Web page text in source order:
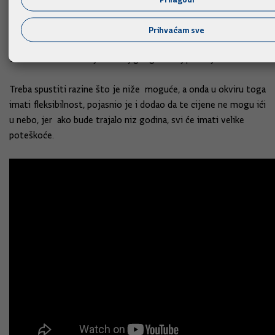
No, upozorio je, to pitanje Europska unija mora riješiti
zajednički, jer inače će biti prevelike razlike u tome koliko je
tko spreman i koliko tko može intervenirati, a nije nebitno ni
to što nisu sve zemlje u istoj geografskoj poziciji.
Treba spustiti razine što je niže moguće, a onda u okviru toga
imati fleksibilnost, pojasnio je i dodao da te cijene ne mogu ići
u nebo, jer ako bude trajalo niz godina, svi će imati velike
poteškoće.
Prihvaćam sve